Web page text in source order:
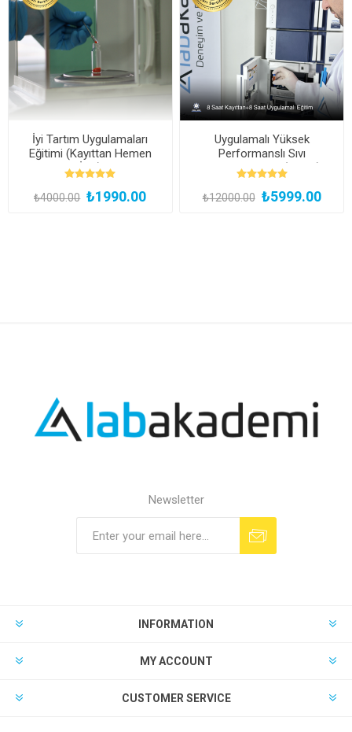
İyi Tartım Uygulamaları
Eğitimi (Kayıttan Hemen
İzle)
₺4000.00 ₺1990.00
Uygulamalı Yüksek
Performanslı Sıvı
Kromatografisi (HPLC)
Uzmanlık Eğitimi (Yüz Yüze
ve Bireysel Uygulamalı)
₺12000.00 ₺5999.00
Newsletter
INFORMATION
MY ACCOUNT
CUSTOMER SERVICE